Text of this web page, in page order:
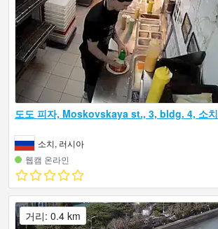
도도 피자, Moskovskaya st., 3, bldg. 4, 소치
소치, 러시아
웹캠 온라인
거리: 0.4 km